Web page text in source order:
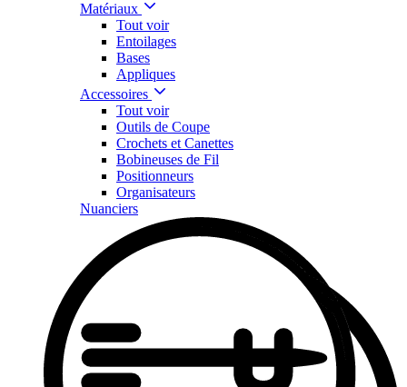
Matériaux
Tout voir
Entoilages
Bases
Appliques
Accessoires
Tout voir
Outils de Coupe
Crochets et Canettes
Bobineuses de Fil
Positionneurs
Organisateurs
Nuanciers